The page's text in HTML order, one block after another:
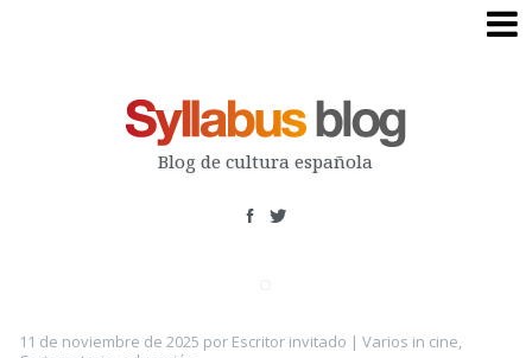
Blog de cultura española
11 de noviembre de 2025 por Escritor invitado | Varios in cine,